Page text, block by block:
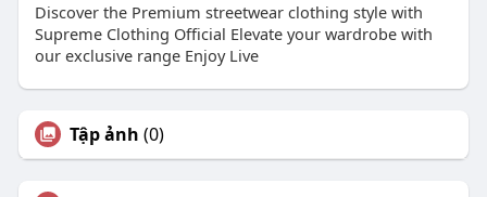
Discover the Premium streetwear clothing style with
Supreme Clothing Official Elevate your wardrobe with
our exclusive range Enjoy Live
Tập ảnh (0)